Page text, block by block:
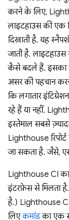
करने के लिए,
लाइटहाउस की एक
दिखाती है. यह
जाती है.
कैसे बदले हैं. इसका
असर की पहचान
कि लगातार
रहे हैं या नहीं.
इस्तेमाल सबसे
Lighthouse
जा सकता है. जैसे,
Lighthouse CI
इंटरफ़ेस से मिलता
है.) Lighthouse
लिएकमांडका एक